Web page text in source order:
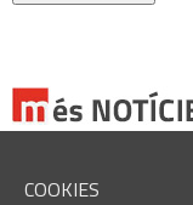
COOKIES
El conductor d'un
BV-3008 a Fonollosa